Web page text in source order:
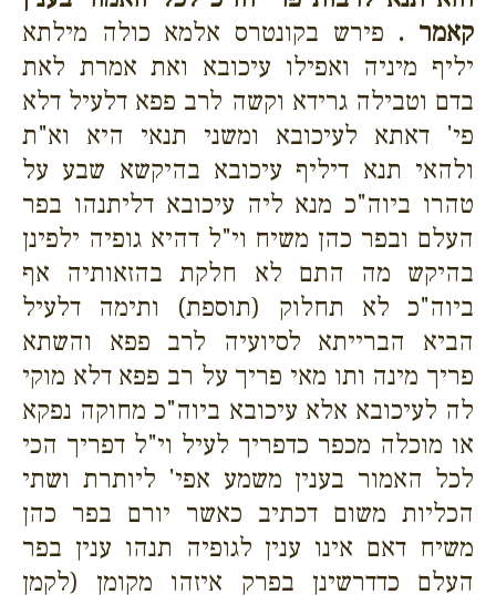
קאמר . פירש בקונטרס אלמא כולה מילתא
יליף מיניה ואפילו עיכובא ואת אמרת לאת
בדם וטבילה גרידא וקשה לרב פפא דלעיל דלא
פי' דאתא לעיכובא ומשני תנאי היא וא"ת
ולהאי תנא דיליף עיכובא בהיקשא שבע על
טהרו ביוה"כ מנא ליה עיכובא דליתנהו בפר
העלם ובפר כהן משיח וי"ל דהיא גופיה ילפינן
בהיקש מה התם לא חלקת בהזאותיה אף
ביוה"כ לא תחלוק (תוספת) ותימה דלעיל
הביא הברייתא לסיועיה לרב פפא והשתא
פריך מינה ותו מאי פריך על רב פפא דלא מוקי
לה לעיכובא אלא עיכובא ביוה"כ מחוקה נפקא
או מוכלה מכפר כדפריך לעיל וי"ל דפריך הכי
לכל האמור בענין משמע אפי' ליותרת ושתי
הכליות משום דכתיב כאשר יורם בפר כהן
משיח דאם אינו ענין לגופיה תנהו ענין בפר
העלם כדדרשינן בפרק איזהו מקומן (לקמן